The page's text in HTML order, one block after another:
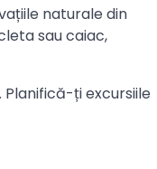
naturale din
sau caiac,
ți excursiile